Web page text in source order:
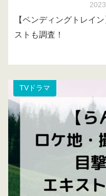
【ペンディングトレイ
ストも調査！
TVドラマ